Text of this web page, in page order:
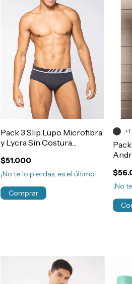
Pack 3 Slip Lupo Microfibra
y Lycra Sin Costura
$51.000
¡No te lo pierdas, es el último!
Comprar
¡No
+1